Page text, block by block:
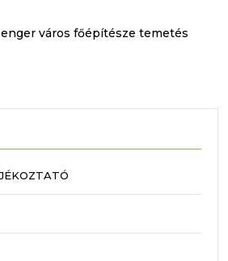
város főépítésze temetés